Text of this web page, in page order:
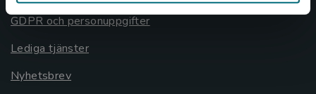
GDPR och personuppgifter
Lediga tjänster
Nyhetsbrev